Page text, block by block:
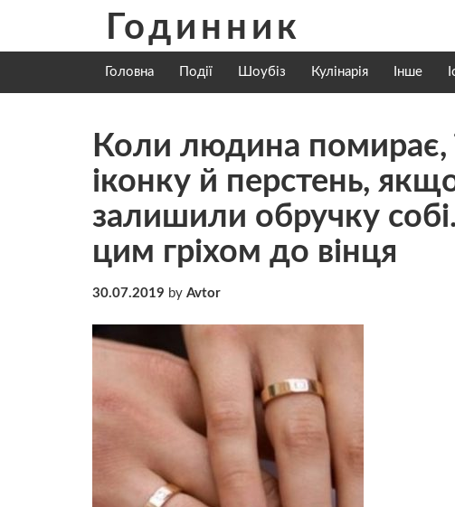
content
Годинник
Головна Події Шоубіз Кулінарія Інше
Коли людина пoмирaє,
іконку й пepстень,
залишили обручку
цим гріхом до вінця
30.07.2019 by Avtor